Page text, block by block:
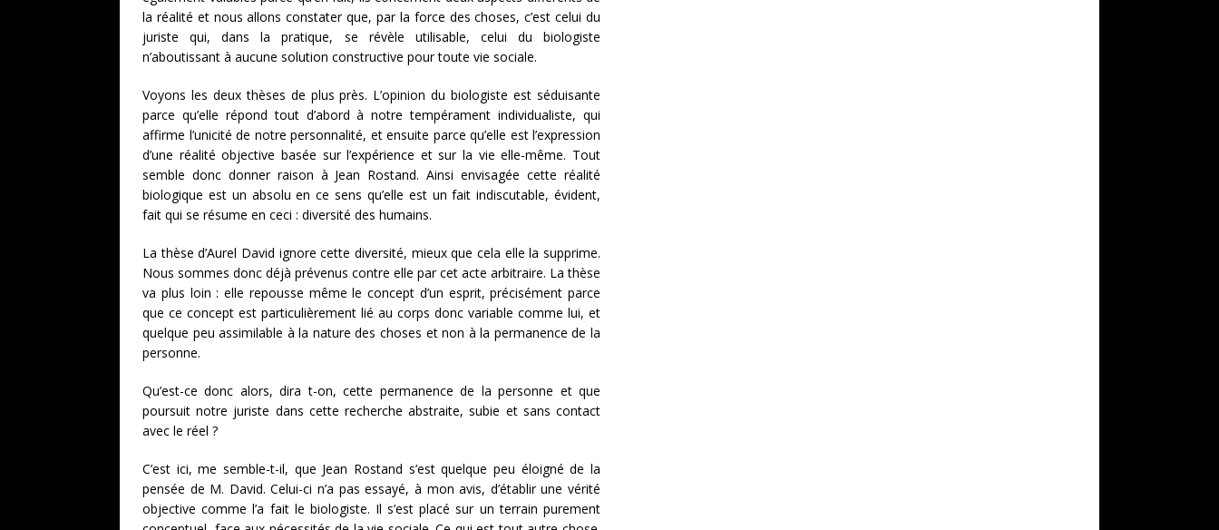
la réalité et nous allons constater que, par la force des choses, c’est celui du
juriste qui, dans la pratique, se révèle utilisable, celui du biologiste
n’aboutissant à aucune solution constructive pour toute vie sociale.
Voyons les deux thèses de plus près. L’opinion du biologiste est séduisante
parce qu’elle répond tout d’abord à notre tempérament individualiste, qui
affirme l’unicité de notre personnalité, et ensuite parce qu’elle est l’expression
d’une réalité objective basée sur l’expérience et sur la vie elle-même. Tout
semble donc donner raison à Jean Rostand. Ainsi envisagée cette réalité
biologique est un absolu en ce sens qu’elle est un fait indiscutable, évident,
fait qui se résume en ceci : diversité des humains.
La thèse d’Aurel David ignore cette diversité, mieux que cela elle la supprime.
Nous sommes donc déjà prévenus contre elle par cet acte arbitraire. La thèse
va plus loin : elle repousse même le concept d’un esprit, précisément parce
que ce concept est particulièrement lié au corps donc variable comme lui, et
quelque peu assimilable à la nature des choses et non à la permanence de la
personne.
Qu’est-ce donc alors, dira t-on, cette permanence de la personne et que
poursuit notre juriste dans cette recherche abstraite, subie et sans contact
avec le réel ?
C’est ici, me semble-t-il, que Jean Rostand s’est quelque peu éloigné de la
pensée de M. David. Celui-ci n’a pas essayé, à mon avis, d’établir une vérité
objective comme l’a fait le biologiste. Il s’est placé sur un terrain purement